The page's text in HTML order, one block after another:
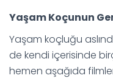
Yaşam Koçunun
Yaşam koçluğu
de kendi içerisinde
hemen aşağıda